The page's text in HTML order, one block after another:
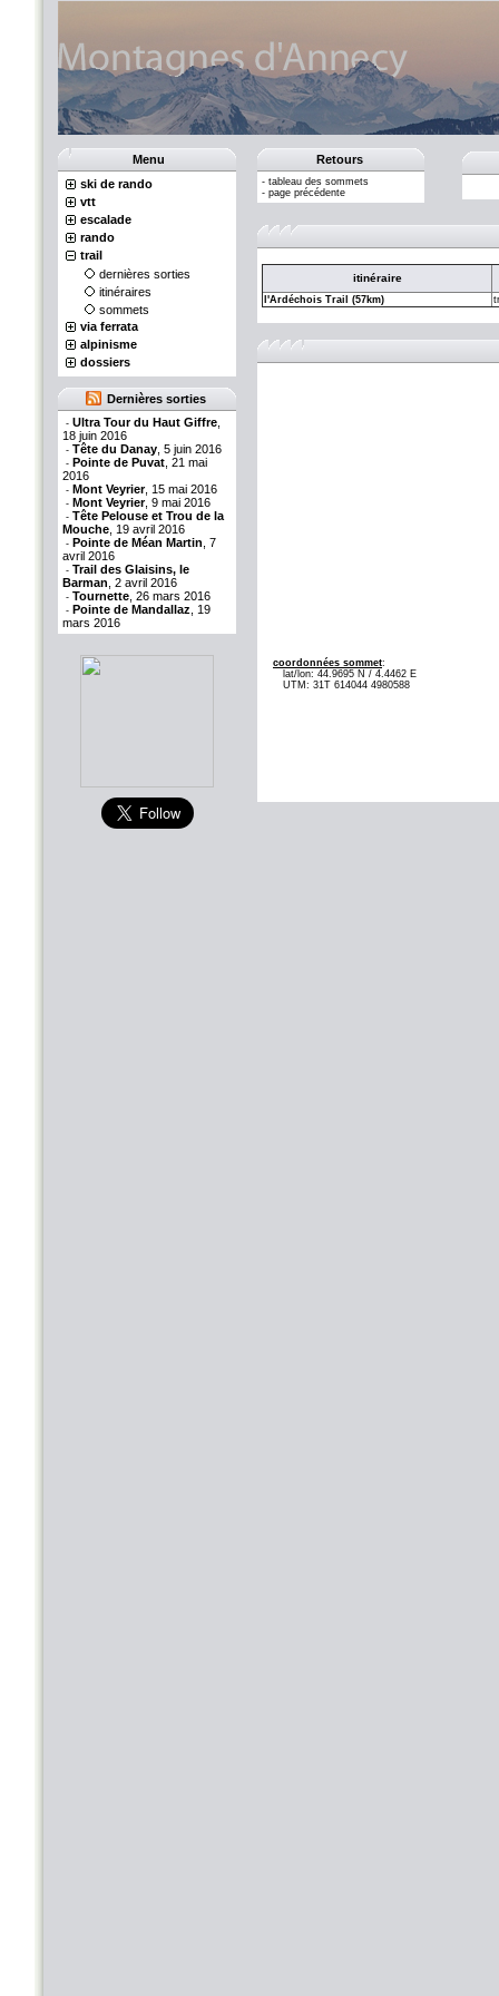
Menu
ski de rando
vtt
escalade
rando
trail
dernières sorties
itinéraires
sommets
via ferrata
alpinisme
dossiers
Dernières sorties
- Ultra Tour du Haut Giffre
18 juin 2016
- Tête du Danay , 5 juin 2016
- Pointe de Puvat , 21 mai
2016
- Mont Veyrier, 15 mai 2016
- Mont Veyrier, 9 mai 2016
- Tête Pelouse et Trou de la
Mouche , 19 avril 2016
- Pointe de Méan Martin , 7
avril 2016
- Trail des Glaisins, le
Barman , 2 avril 2016
- Tournette , 26 mars 2016
- Pointe de Mandallaz , 19
mars 2016
Retours
- tableau des sommets
- page précédente
itinéraire
l'Ardéchois Trail (57km)
coordonnées sommet:
lat/lon: 44.9695 N / 4.4462 E
UTM: 31T 614044 4980588